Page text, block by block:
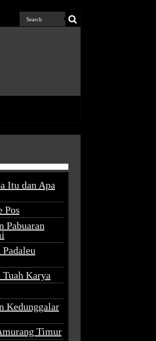
Itu dan Apa
Pos
Pabuaran
Karya
Kedunggalar
Timur